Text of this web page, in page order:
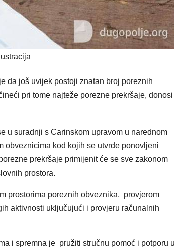
da još uvijek postoji znatan broj poreznih
pri tome najteže porezne prekršaje, donosi
u suradnji s Carinskom upravom u narednom
obveznicima kod kojih se utvrde ponovljeni
prekršaje primijenit će se sve zakonom
prostora.
prostorima poreznih obveznika, provjerom
aktivnosti uključujući i provjeru računalnih
i spremna je pružiti stručnu pomoć i potporu u